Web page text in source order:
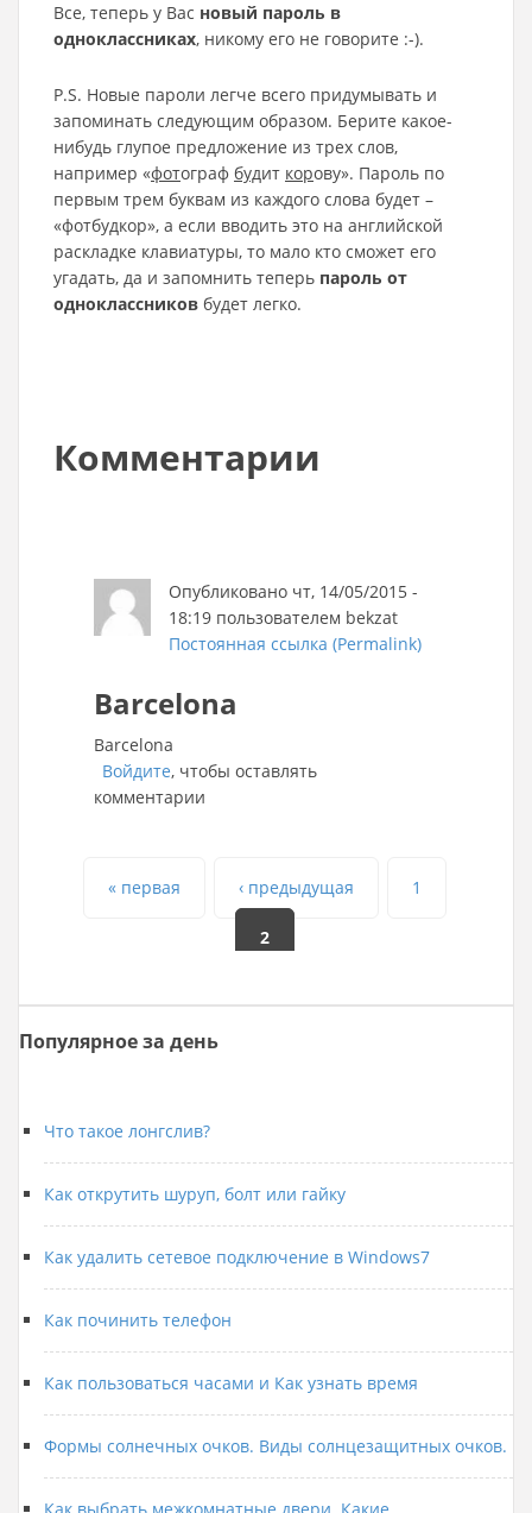
Все, теперь у Вас новый пароль в
одноклассниках, никому его не говорите :-).
P.S. Новые пароли легче всего придумывать и
запоминать следующим образом. Берите какое-
нибудь глупое предложение из трех слов,
например «фотограф будит корову». Пароль по
первым трем буквам из каждого слова будет –
«фотбудкор», а если вводить это на английской
раскладке клавиатуры, то мало кто сможет его
угадать, да и запомнить теперь пароль от
одноклассников будет легко.
Комментарии
Опубликовано чт, 14/05/2015 -
18:19 пользователем bekzat
Постоянная ссылка (Permalink)
Barcelona
Barcelona
Войдите, чтобы оставлять
комментарии
Страницы
« первая ‹ предыдущая 1
2
Популярное за день
Что такое лонгслив?
Как открутить шуруп, болт или гайку
Как удалить сетевое подключение в Windows7
Как починить телефон
Как пользоваться часами и Как узнать время
Формы солнечных очков. Виды солнцезащитных очков.